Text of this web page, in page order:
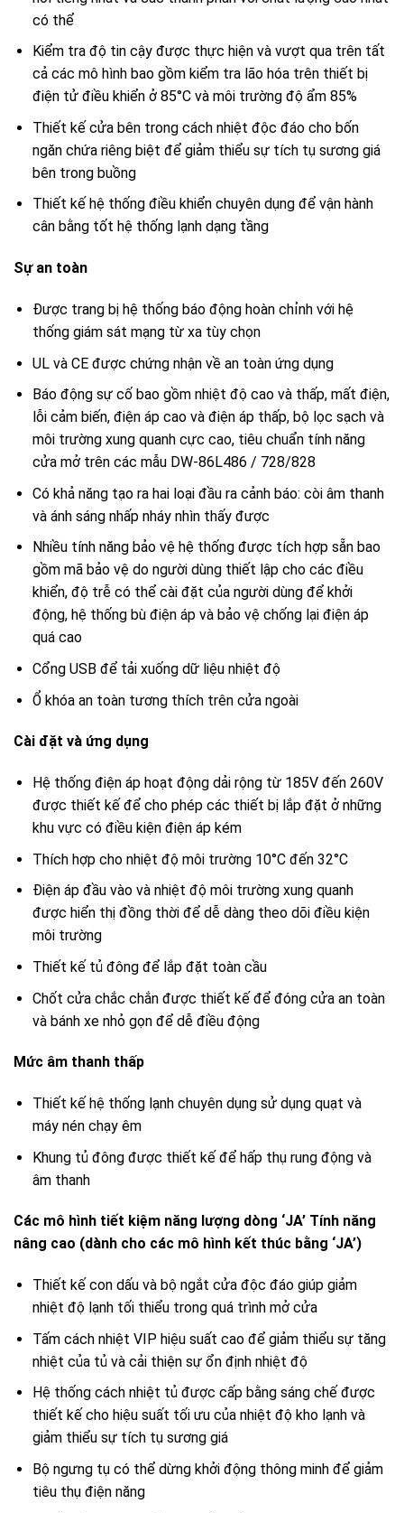
có thể
Kiểm tra độ tin cậy được thực hiện và vượt qua trên tất
cả các mô hình bao gồm kiểm tra lão hóa trên thiết bị
điện tử điều khiển ở 85°C và môi trường độ ẩm 85%
Thiết kế cửa bên trong cách nhiệt độc đáo cho bốn
ngăn chứa riêng biệt để giảm thiểu sự tích tụ sương giá
bên trong buồng
Thiết kế hệ thống điều khiển chuyên dụng để vận hành
cân bằng tốt hệ thống lạnh dạng tầng
Sự an toàn
Được trang bị hệ thống báo động hoàn chỉnh với hệ
thống giám sát mạng từ xa tùy chọn
UL và CE được chứng nhận về an toàn ứng dụng
Báo động sự cố bao gồm nhiệt độ cao và thấp, mất điện,
lỗi cảm biến, điện áp cao và điện áp thấp, bộ lọc sạch và
môi trường xung quanh cực cao, tiêu chuẩn tính năng
cửa mở trên các mẫu DW-86L486 / 728/828
Có khả năng tạo ra hai loại đầu ra cảnh báo: còi âm thanh
và ánh sáng nhấp nháy nhìn thấy được
Nhiều tính năng bảo vệ hệ thống được tích hợp sẵn bao
gồm mã bảo vệ do người dùng thiết lập cho các điều
khiển, độ trễ có thể cài đặt của người dùng để khởi
động, hệ thống bù điện áp và bảo vệ chống lại điện áp
quá cao
Cổng USB để tải xuống dữ liệu nhiệt độ
Ổ khóa an toàn tương thích trên cửa ngoài
Cài đặt và ứng dụng
Hệ thống điện áp hoạt động dải rộng từ 185V đến 260V
được thiết kế để cho phép các thiết bị lắp đặt ở những
khu vực có điều kiện điện áp kém
Thích hợp cho nhiệt độ môi trường 10°C đến 32°C
Điện áp đầu vào và nhiệt độ môi trường xung quanh
được hiển thị đồng thời để dễ dàng theo dõi điều kiện
môi trường
Thiết kế tủ đông để lắp đặt toàn cầu
Chốt cửa chắc chắn được thiết kế để đóng cửa an toàn
và bánh xe nhỏ gọn để dễ điều động
Mức âm thanh thấp
Thiết kế hệ thống lạnh chuyên dụng sử dụng quạt và
máy nén chạy êm
Khung tủ đông được thiết kế để hấp thụ rung động và
âm thanh
Các mô hình tiết kiệm năng lượng dòng ‘JA’ Tính năng
nâng cao (dành cho các mô hình kết thúc bằng ‘JA’)
Thiết kế con dấu và bộ ngắt cửa độc đáo giúp giảm
nhiệt độ lạnh tối thiểu trong quá trình mở cửa
Tấm cách nhiệt VIP hiệu suất cao để giảm thiểu sự tăng
nhiệt của tủ và cải thiện sự ổn định nhiệt độ
Hệ thống cách nhiệt tủ được cấp bằng sáng chế được
thiết kế cho hiệu suất tối ưu của nhiệt độ kho lạnh và
giảm thiểu sự tích tụ sương giá
Bộ ngưng tụ có thể dừng khởi động thông minh để giảm
tiêu thụ điện năng